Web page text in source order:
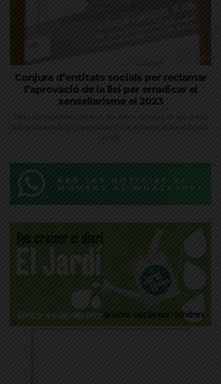
Conjura d’entitats socials per reclamar
l’aprovació de la llei per erradicar el
sensellarisme el 2023
Entre els impulsors del text, que volen aconseguir que d'aquí
a dos anys no hi hagi persones vivint al carrer, hi ha el Centre
Assís
REP LES NOTÍCIES AL
MOMENT AL WHATSAPP!